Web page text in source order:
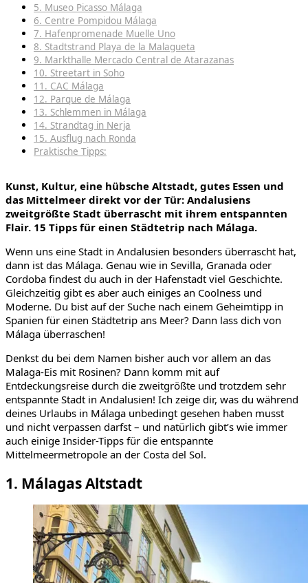
5. Museo Picasso Málaga
6. Centre Pompidou Málaga
7. Hafenpromenade Muelle Uno
8. Stadtstrand Playa de la Malagueta
9. Markthalle Mercado Central de Atarazanas
10. Streetart in Soho
11. CAC Málaga
12. Parque de Málaga
13. Schlemmen in Málaga
14. Strandtag in Nerja
15. Ausflug nach Ronda
Praktische Tipps:
Kunst, Kultur, eine hübsche Altstadt, gutes Essen und
das Mittelmeer direkt vor der Tür: Andalusiens
zweitgrößte Stadt überrascht mit ihrem entspannten
Flair. 15 Tipps für einen Städtetrip nach Málaga.
Wenn uns eine Stadt in Andalusien besonders überrascht hat,
dann ist das Málaga. Genau wie in Sevilla, Granada oder
Cordoba findest du auch in der Hafenstadt viel Geschichte.
Gleichzeitig gibt es aber auch einiges an Coolness und
Moderne. Du bist auf der Suche nach einem Geheimtipp in
Spanien für einen Städtetrip ans Meer? Dann lass dich von
Málaga überraschen!
Denkst du bei dem Namen bisher auch vor allem an das
Malaga-Eis mit Rosinen? Dann komm mit auf
Entdeckungsreise durch die zweitgrößte und trotzdem sehr
entspannte Stadt in Andalusien! Ich zeige dir, was du während
deines Urlaubs in Málaga unbedingt gesehen haben musst
und nicht verpassen darfst – und natürlich gibt’s wie immer
auch einige Insider-Tipps für die entspannte
Mittelmeermetropole an der Costa del Sol.
1. Málagas Altstadt